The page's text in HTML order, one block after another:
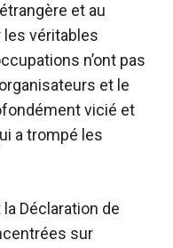
et au
véritables
n’ont pas
et le
vicié et
a trompé les
Déclaration de
sur